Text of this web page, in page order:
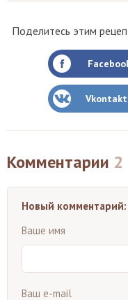
Поделитесь этим
Комментарии 2
Новый комментарий:
Ваше имя
Ваш e-mail